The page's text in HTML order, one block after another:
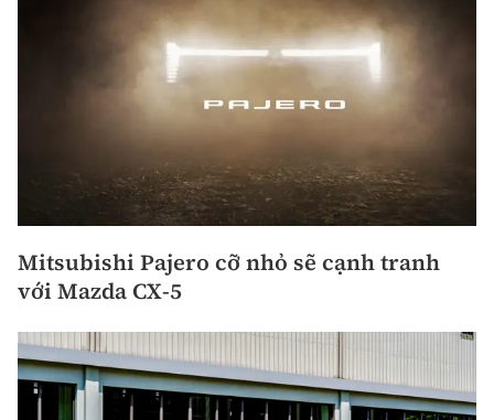
Mitsubishi Pajero cỡ nhỏ sẽ cạnh tranh
với Mazda CX-5